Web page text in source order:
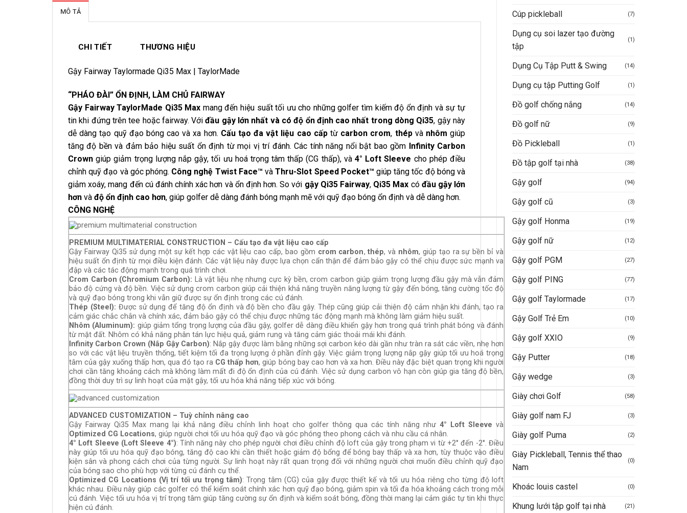
Cúp pickleball (7)
Dụng cụ soi lazer tạo đường
tập
(1)
Dụng Cụ Tập Putt & Swing (14)
Dụng cụ tập Putting Golf (1)
Đồ golf chống nắng (14)
Đồ golf nữ (9)
Đồ Pickleball (1)
Đồ tập golf tại nhà (38)
Gậy golf (94)
Gậy golf cũ (3)
Gậy golf Honma (19)
Gậy golf nữ (12)
Gậy golf PGM (27)
Gậy golf PING (77)
Gậy golf Taylormade (17)
Gậy Golf Trẻ Em (10)
Gậy golf XXIO (9)
Gậy Putter (18)
Gậy wedge (3)
Giày chơi Golf (58)
Giày golf nam FJ (3)
Giày golf Puma (2)
Giày Pickleball, Tennis thể thao
Nam
(0)
Khoác louis castel (0)
Khung lưới tập golf tại nhà (21)
MÔ TẢ
CHI TIẾT THƯƠNG HIỆU
Gậy Fairway Taylormade Qi35 Max | TaylorMade
“PHÁO ĐÀI” ỔN ĐỊNH, LÀM CHỦ FAIRWAY
Gậy Fairway TaylorMade Qi35 Max mang đến hiệu suất tối ưu cho những golfer tìm kiếm độ ổn định và sự tự
tin khi đứng trên tee hoặc fairway. Vớiđầu gậy lớn nhất và có độ ổn định cao nhất trong dòng Qi35, gậy này
dễ dàng tạo quỹ đạo bóng cao và xa hơn. Cấu tạo đa vật liệu cao cấptừ carbon crom, thépvà nhôm giúp
tăng độ bền và đảm bảo hiệu suất ổn định từ mọi vị trí đánh. Các tính năng nổi bật bao gồm Infinity Carbon
Crown giúp giảm trọng lượng nắp gậy, tối ưu hoá trọng tâm thấp (CG thấp), và4° Loft Sleeve cho phép điều
chỉnh quỹ đạo và góc phóng. Công nghệ Twist Face™ vàThru-Slot Speed Pocket™ giúp tăng tốc độ bóng và
giảm xoáy, mang đến cú đánh chính xác hơn và ổn định hơn. So với gậy Qi35 Fairway, Qi35 Max có đầu gậy lớn
hơn và độ ổn định cao hơn, giúp golfer dễ dàng đánh bóng mạnh mẽ với quỹ đạo bóng ổn định và dễ dàng hơn.
CÔNG NGHỆ
PREMIUM MULTIMATERIAL CONSTRUCTION – Cấu tạo đa vật liệu cao cấp
Gậy Fairway Qi35 sử dụng một sự kết hợp các vật liệu cao cấp, bao gồm crom carbon,thép, và nhôm, giúp tạo ra sự bền bỉ và
hiệu suất ổn định từ mọi điều kiện đánh. Các vật liệu này được lựa chọn cẩn thận để đảm bảo gậy có thể chịu được sức mạnh va
đập và các tác động mạnh trong quá trình chơi.
Crom Carbon (Chromium Carbon): Là vật liệu nhẹ nhưng cực kỳ bền, crom carbon giúp giảm trọng lượng đầu gậy mà vẫn đảm
bảo độ cứng và độ bền. Việc sử dụng crom carbon giúp cải thiện khả năng truyền năng lượng từ gậy đến bóng, tăng cường tốc độ
và quỹ đạo bóng trong khi vẫn giữ được sự ổn định trong các cú đánh.
Thép (Steel): Được sử dụng để tăng độ ổn định và độ bền cho đầu gậy. Thép cũng giúp cải thiện độ cảm nhận khi đánh, tạo ra
cảm giác chắc chắn và chính xác, đảm bảo gậy có thể chịu được những tác động mạnh mà không làm giảm hiệu suất.
Nhôm (Aluminum): giúp giảm tổng trọng lượng của đầu gậy, golfer dễ dàng điều khiển gậy hơn trong quá trình phát bóng và đánh
từ mặt đất. Nhôm có khả năng phân tán lực hiệu quả, giảm rung và tăng cảm giác thoải mái khi đánh.
Infinity Carbon Crown (Nắp Gậy Carbon): Nắp gậy được làm bằng những sợi carbon kéo dài gần như tràn ra sát các viền, nhẹ hơn
so với các vật liệu truyền thống, tiết kiệm tối đa trọng lượng ở phần đỉnh gậy. Việc giảm trọng lượng nắp gậy giúp tối ưu hoá trọng
tâm của gậy xuống thấp hơn, qua đó tạo ra CG thấp hơn, giúp bóng bay cao hơn và xa hơn. Điều này đặc biệt quan trọng khi người
chơi cần tăng khoảng cách mà không làm mất đi độ ổn định của cú đánh. Việc sử dụng carbon vô hạn còn giúp gia tăng độ bền,
đồng thời duy trì sự linh hoạt của mặt gậy, tối ưu hóa khả năng tiếp xúc với bóng.
ADVANCED CUSTOMIZATION – Tuỳ chỉnh nâng cao
Gậy Fairway Qi35 Max mang lại khả năng điều chỉnh linh hoạt cho golfer thông qua các tính năng như 4° Loft Sleeve và
Optimized CG Locations, giúp người chơi tối ưu hóa quỹ đạo và góc phóng theo phong cách và nhu cầu cá nhân.
4° Loft Sleeve (Loft Sleeve 4°): Tính năng này cho phép người chơi điều chỉnh độ loft của gậy trong phạm vi từ +2° đến -2°. Điều
này giúp tối ưu hóa quỹ đạo bóng, tăng độ cao khi cần thiết hoặc giảm độ bổng để bóng bay thấp và xa hơn, tùy thuộc vào điều
kiện sân và phong cách chơi của từng người. Sự linh hoạt này rất quan trọng đối với những người chơi muốn điều chỉnh quỹ đạo
của bóng sao cho phù hợp với từng cú đánh cụ thể.
Optimized CG Locations (Vị trí tối ưu trọng tâm): Trọng tâm (CG) của gậy được thiết kế và tối ưu hóa riêng cho từng độ loft
khác nhau. Điều này giúp các golfer có thể kiểm soát chính xác hơn quỹ đạo bóng, giảm spin và tối đa hóa khoảng cách trong mỗi
cú đánh. Việc tối ưu hóa vị trí trọng tâm giúp tăng cường sự ổn định và kiểm soát bóng, đồng thời mang lại cảm giác tự tin khi thực
hiện cú đánh.